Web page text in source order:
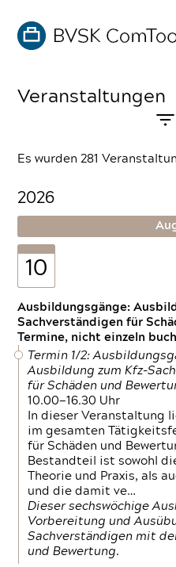
Veranstaltungen
Es wurden 281
2026
10
Ausbildungsgänge:
Sachverständigen für
Termine, nicht einzeln
Termin 1/2:
Ausbildung zum Kfz-
für Schäden und
10.00—16.30 Uhr
In dieser Veranstaltung
im gesamten
für Schäden und
Bestandteil ist sowohl
Theorie und Praxis, als
und die damit ve…
Dieser sechswöchige
Vorbereitung und
Sachverständigen mit
und Bewertung.